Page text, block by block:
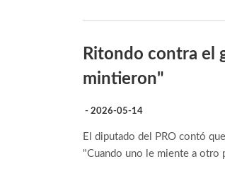
Ritondo contra el
mintieron"
- 2026-05-14
El diputado del PRO contó
"Cuando uno le miente a otro